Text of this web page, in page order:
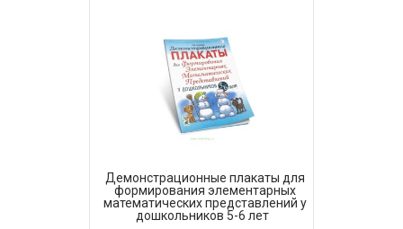
Демонстрационные плакаты для
формирования элементарных
математических представлений у
дошкольников 5-6 лет